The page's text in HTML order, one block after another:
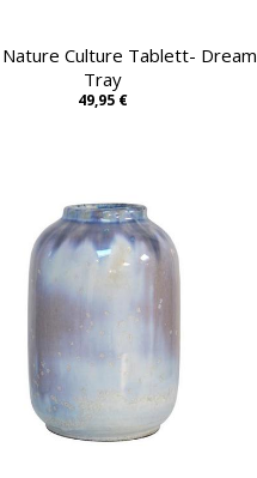
Culture Tablett- Dream
Tray
49,95 €